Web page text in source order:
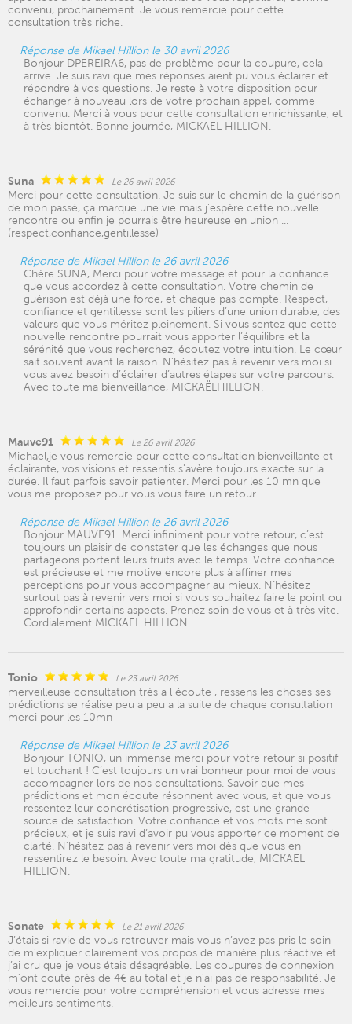
convenu, prochainement. Je vous remercie pour cette
consultation très riche.
Réponse de Mikael Hillion le 30 avril 2026
Bonjour DPEREIRA6, pas de problème pour la coupure, cela
arrive. Je suis ravi que mes réponses aient pu vous éclairer et
répondre à vos questions. Je reste à votre disposition pour
échanger à nouveau lors de votre prochain appel, comme
convenu. Merci à vous pour cette consultation enrichissante, et
à très bientôt. Bonne journée, MICKAEL HILLION.
Suna Le 26 avril 2026
Merci pour cette consultation. Je suis sur le chemin de la guérison
de mon passé, ça marque une vie mais j'espère cette nouvelle
rencontre ou enfin je pourrais être heureuse en union ...
(respect,confiance,gentillesse)
Réponse de Mikael Hillion le 26 avril 2026
Chère SUNA, Merci pour votre message et pour la confiance
que vous accordez à cette consultation. Votre chemin de
guérison est déjà une force, et chaque pas compte. Respect,
confiance et gentillesse sont les piliers d’une union durable, des
valeurs que vous méritez pleinement. Si vous sentez que cette
nouvelle rencontre pourrait vous apporter l’équilibre et la
sérénité que vous recherchez, écoutez votre intuition. Le cœur
sait souvent avant la raison. N’hésitez pas à revenir vers moi si
vous avez besoin d’éclairer d’autres étapes sur votre parcours.
Avec toute ma bienveillance, MICKAËLHILLION.
Mauve91 Le 26 avril 2026
Michael,je vous remercie pour cette consultation bienveillante et
éclairante, vos visions et ressentis s'avère toujours exacte sur la
durée. Il faut parfois savoir patienter. Merci pour les 10 mn que
vous me proposez pour vous vous faire un retour.
Réponse de Mikael Hillion le 26 avril 2026
Bonjour MAUVE91. Merci infiniment pour votre retour, c’est
toujours un plaisir de constater que les échanges que nous
partageons portent leurs fruits avec le temps. Votre confiance
est précieuse et me motive encore plus à affiner mes
perceptions pour vous accompagner au mieux. N’hésitez
surtout pas à revenir vers moi si vous souhaitez faire le point ou
approfondir certains aspects. Prenez soin de vous et à très vite.
Cordialement MICKAEL HILLION.
Tonio Le 23 avril 2026
merveilleuse consultation très a l écoute , ressens les choses ses
prédictions se réalise peu a peu a la suite de chaque consultation
merci pour les 10mn
Réponse de Mikael Hillion le 23 avril 2026
Bonjour TONIO, un immense merci pour votre retour si positif
et touchant ! C’est toujours un vrai bonheur pour moi de vous
accompagner lors de nos consultations. Savoir que mes
prédictions et mon écoute résonnent avec vous, et que vous
ressentez leur concrétisation progressive, est une grande
source de satisfaction. Votre confiance et vos mots me sont
précieux, et je suis ravi d’avoir pu vous apporter ce moment de
clarté. N’hésitez pas à revenir vers moi dès que vous en
ressentirez le besoin. Avec toute ma gratitude, MICKAEL
HILLION.
Sonate Le 21 avril 2026
J’étais si ravie de vous retrouver mais vous n’avez pas pris le soin
de m’expliquer clairement vos propos de manière plus réactive et
j’ai cru que je vous étais désagréable. Les coupures de connexion
m’ont couté près de 4€ au total et je n’ai pas de responsabilité. Je
vous remercie pour votre compréhension et vous adresse mes
meilleurs sentiments.